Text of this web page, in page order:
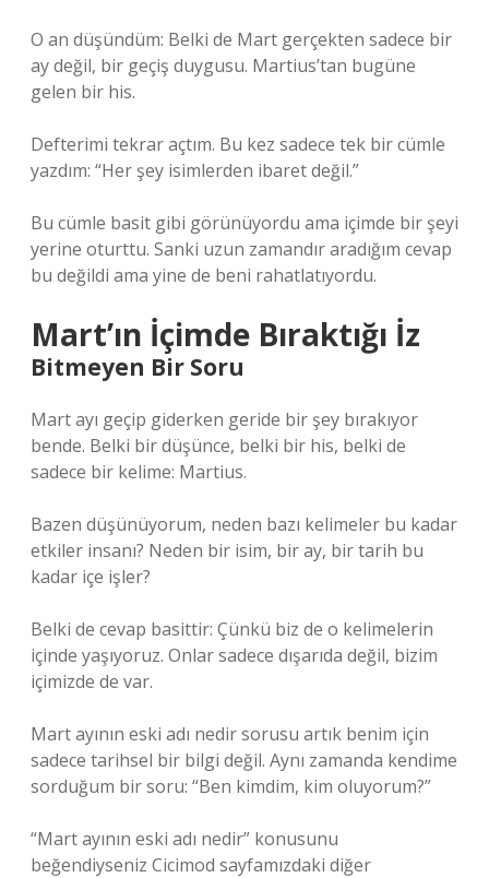
O an düşündüm: Belki de Mart gerçekten sadece bir
ay değil, bir geçiş duygusu. Martius’tan bugüne
gelen bir his.
Defterimi tekrar açtım. Bu kez sadece tek bir cümle
yazdım: “Her şey isimlerden ibaret değil.”
Bu cümle basit gibi görünüyordu ama içimde bir şeyi
yerine oturttu. Sanki uzun zamandır aradığım cevap
bu değildi ama yine de beni rahatlatıyordu.
Mart’ın İçimde Bıraktığı İz
Bitmeyen Bir Soru
Mart ayı geçip giderken geride bir şey bırakıyor
bende. Belki bir düşünce, belki bir his, belki de
sadece bir kelime: Martius.
Bazen düşünüyorum, neden bazı kelimeler bu kadar
etkiler insanı? Neden bir isim, bir ay, bir tarih bu
kadar içe işler?
Belki de cevap basittir: Çünkü biz de o kelimelerin
içinde yaşıyoruz. Onlar sadece dışarıda değil, bizim
içimizde de var.
Mart ayının eski adı nedir sorusu artık benim için
sadece tarihsel bir bilgi değil. Aynı zamanda kendime
sorduğum bir soru: “Ben kimdim, kim oluyorum?”
“Mart ayının eski adı nedir” konusunu
beğendiyseniz Cicimod sayfamızdaki diğer